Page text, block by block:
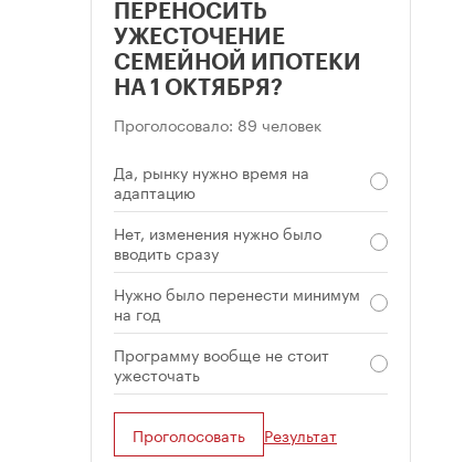
ПЕРЕНОСИТЬ
УЖЕСТОЧЕНИЕ
СЕМЕЙНОЙ ИПОТЕКИ
НА 1 ОКТЯБРЯ?
Проголосовало: 89 человек
Да, рынку нужно время на
адаптацию
Нет, изменения нужно было
вводить сразу
Нужно было перенести минимум
на год
Программу вообще не стоит
ужесточать
Проголосовать Результат